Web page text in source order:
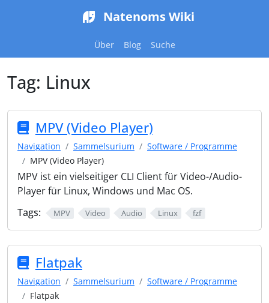
Natenoms Wiki
Über Blog Suche
Tag: Linux
MPV (Video Player)
Navigation Sammelsurium
Software / Programme
MPV (Video Player)
MPV ist ein vielseitiger CLI Client für Video-/Audio-
Player für Linux, Windows und Mac OS.
Tags:
MPV Video Audio Linux fzf
Flatpak
Navigation Sammelsurium
Software / Programme
Flatpak